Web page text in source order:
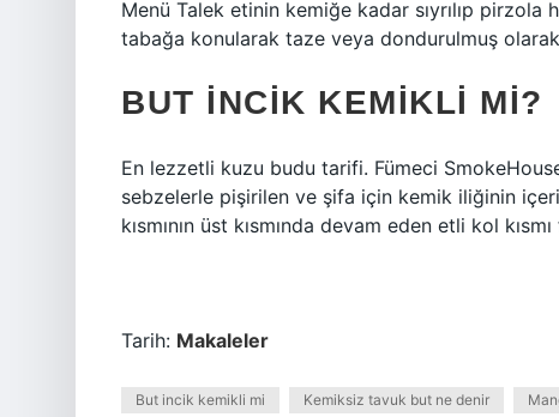
Menü Talek etinin kemiğe kadar sıyrılıp
tabağa konularak taze veya dondurulmuş olarak
BUT INCIK KEMIKLI MI?
En lezzetli kuzu budu tarifi. Fümeci
sebzelerle pişirilen ve şifa için kemik iliğinin
kısmının üst kısmında devam eden etli kol
Tarih: Makaleler
But incik kemikli mi Kemiksiz tavuk but ne denir